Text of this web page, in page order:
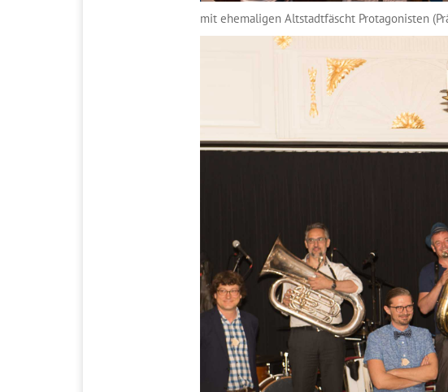
mit ehemaligen Altstadtfäscht Protagonisten